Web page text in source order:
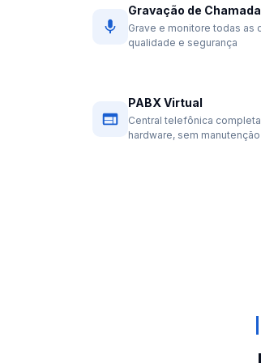
Gravação de
Grave e monitore todas as
qualidade e segurança
PABX Virtual
Central telefônica
hardware, sem manutenção